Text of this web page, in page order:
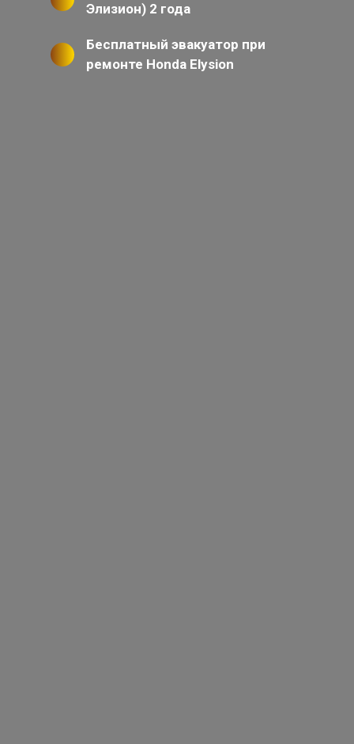
Элизион) 2 года
Бесплатный эвакуатор при
ремонте Honda Elysion